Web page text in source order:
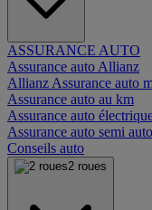
ASSURANCE AUTO
Assurance auto Allianz
Allianz Assurance auto
Assurance auto au km
Assurance auto
Assurance auto semi
Conseils auto
2 roues